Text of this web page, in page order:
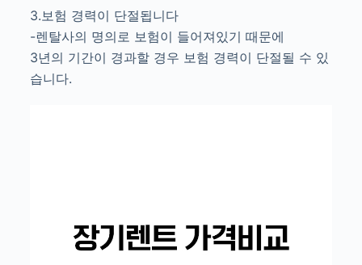
3.보험 경력이 단절됩니다
-렌탈사의 명의로 보험이 들어져있기 때문에
3년의 기간이 경과할 경우 보험 경력이 단절될 수 있
습니다.